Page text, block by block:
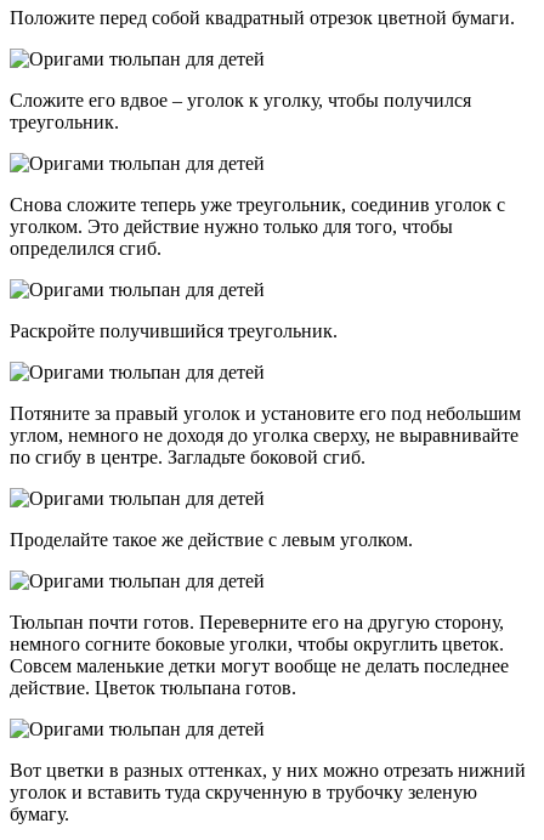
Положите перед собой квадратный отрезок цветной бумаги.
Сложите его вдвое – уголок к уголку, чтобы получился
треугольник.
Снова сложите теперь уже треугольник, соединив уголок с
уголком. Это действие нужно только для того, чтобы
определился сгиб.
Раскройте получившийся треугольник.
Потяните за правый уголок и установите его под небольшим
углом, немного не доходя до уголка сверху, не выравнивайте
по сгибу в центре. Загладьте боковой сгиб.
Проделайте такое же действие с левым уголком.
Тюльпан почти готов. Переверните его на другую сторону,
немного согните боковые уголки, чтобы округлить цветок.
Совсем маленькие детки могут вообще не делать последнее
действие. Цветок тюльпана готов.
Вот цветки в разных оттенках, у них можно отрезать нижний
уголок и вставить туда скрученную в трубочку зеленую
бумагу.